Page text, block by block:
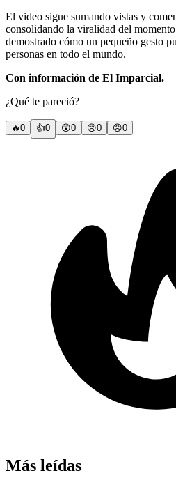
El video sigue sumando vistas y
consolidando la viralidad del
demostrado cómo un pequeño gesto
personas en todo el mundo.
Con información de El Imparcial.
¿Qué te pareció?
🔥0 👍0 😲0 😢0 😠0
Más leídas